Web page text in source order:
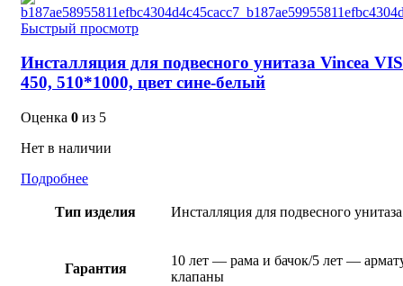
Быстрый просмотр
Инсталляция для подвесного унитаза Vincea
450, 510*1000, цвет сине-белый
Оценка 0 из 5
Нет в наличии
Подробнее
Тип изделия Инсталляция для подвесного унитаза
Гарантия
10 лет — рама и бачок/5 лет —
клапаны